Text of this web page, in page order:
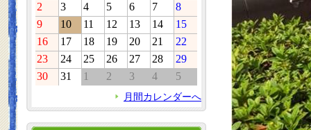
2
3 4 5 6 7
8
9
10 11 12 13 14
15
16
17 18 19 20 21
22
23
24 25 26 27 28
29
30
31 1 2 3 4 5
月間カレンダーへ